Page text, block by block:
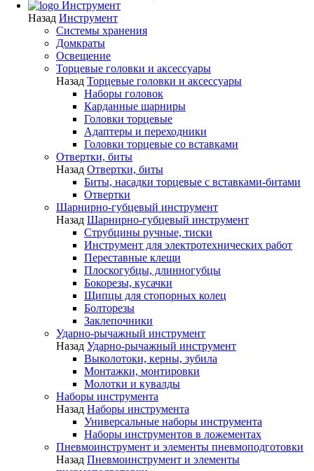
Инструмент
Назад Инструмент
Системы хранения
Домкраты
Освещение
Торцевые головки и аксессуары
Назад Торцевые головки и аксессуары
Наборы головок
Карданные шарниры
Головки торцевые
Адаптеры и переходники
Головки торцевые со вставками
Отвертки, биты
Назад Отвертки, биты
Биты, насадки торцевые с вставками-битами
Отвертки
Шарнирно-губцевый инструмент
Назад Шарнирно-губцевый инструмент
Струбцины ручные, тиски
Инструмент для электротехнических работ
Переставные клещи
Плоскогубцы, длинногубцы
Бокорезы, кусачки
Щипцы для стопорных колец
Болторезы
Заклепочники
Ударно-рычажный инструмент
Назад Ударно-рычажный инструмент
Выколотоки, керны, зубила
Монтажки, монтировки
Молотки и кувалды
Наборы инструмента
Назад Наборы инструмента
Универсальные наборы инструмента
Наборы инструментов в ложементах
Пневмоинструмент и элементы пневмоподготовки
Назад Пневмоинструмент и элементы